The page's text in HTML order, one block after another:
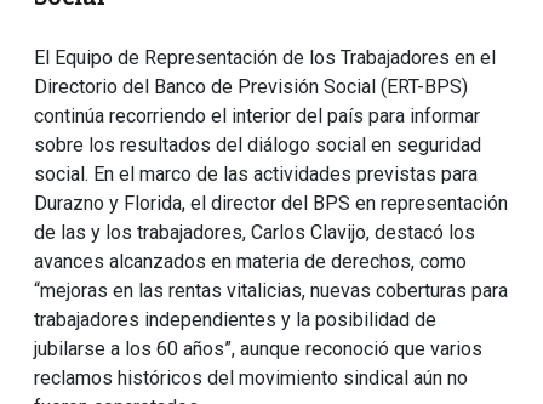
El Equipo de Representación de los Trabajadores en el
Directorio del Banco de Previsión Social (ERT-BPS)
continúa recorriendo el interior del país para informar
sobre los resultados del diálogo social en seguridad
social. En el marco de las actividades previstas para
Durazno y Florida, el director del BPS en representación
de las y los trabajadores, Carlos Clavijo, destacó los
avances alcanzados en materia de derechos, como
“mejoras en las rentas vitalicias, nuevas coberturas para
trabajadores independientes y la posibilidad de
jubilarse a los 60 años”, aunque reconoció que varios
reclamos históricos del movimiento sindical aún no